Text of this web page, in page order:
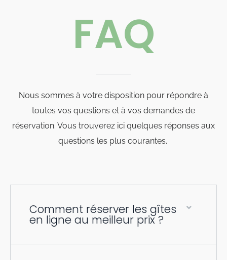
FAQ
Nous sommes à votre disposition pour répondre à
toutes vos questions et à vos demandes de
réservation. Vous trouverez ici quelques réponses aux
questions les plus courantes.
Comment réserver les gîtes
en ligne au meilleur prix ?